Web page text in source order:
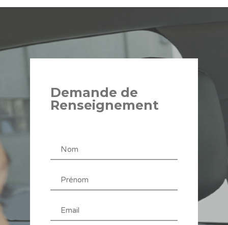
Demande de
Renseignement